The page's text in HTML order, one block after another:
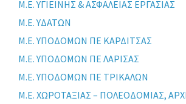
Μ.Ε. ΥΓΙΕΙΝΗΣ & ΑΣΦΑΛΕΙΑΣ ΕΡΓΑΣΙΑΣ
Μ.Ε. ΥΔΑΤΩΝ
Μ.Ε. ΥΠΟΔΟΜΩΝ ΠΕ ΚΑΡΔΙΤΣΑΣ
Μ.Ε. ΥΠΟΔΟΜΩΝ ΠΕ ΛΑΡΙΣΑΣ
Μ.Ε. ΥΠΟΔΟΜΩΝ ΠΕ ΤΡΙΚΑΛΩΝ
Μ.Ε. ΧΩΡΟΤΑΞΙΑΣ – ΠΟΛΕΟΔΟΜΙΑΣ,